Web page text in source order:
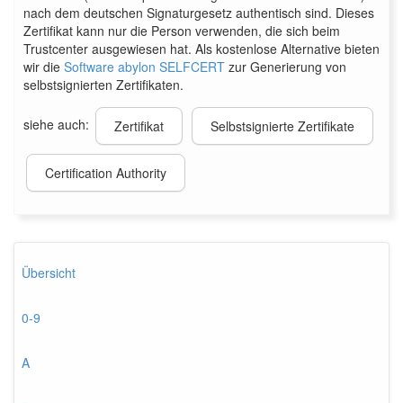
nach dem deutschen Signaturgesetz authentisch sind. Dieses
Zertifikat kann nur die Person verwenden, die sich beim
Trustcenter ausgewiesen hat. Als kostenlose Alternative bieten
wir die Software abylon SELFCERT zur Generierung von
selbstsignierten Zertifikaten.
siehe auch: Zertifikat Selbstsignierte Zertifikate
Certification Authority
Übersicht
0-9
A